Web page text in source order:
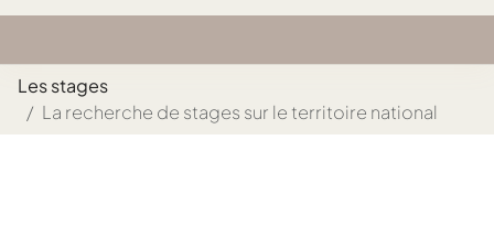
Les stages
La recherche de stages sur le territoire national